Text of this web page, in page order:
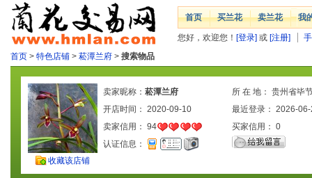
首页 买兰花 卖兰花 我
您好，欢迎您！ [登录] 或 [注册]
首页 > 特色店铺 > 菘潭兰府 > 搜索物品
收藏该店铺
卖家昵称： 菘潭兰府
所 在 地： 贵州省毕
区
开店时间： 2020-09-10
最近登录： 2026-
卖家信用： 94 买家信用： 0
认证信息：